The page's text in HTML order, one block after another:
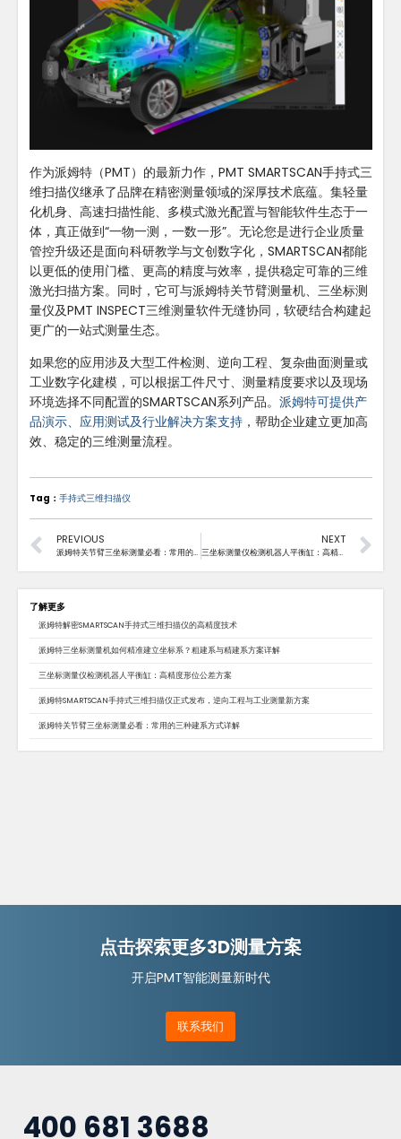
了解更多
派姆特解密SMARTSCAN手持式三维扫描仪的高精度技术
派姆特三坐标测量机如何精准建立坐标系？粗建系与精建系方案详解
三坐标测量仪检测机器人平衡缸：高精度形位公差方案
派姆特SMARTSCAN手持式三维扫描仪正式发布，逆向工程与工业测量新方案
派姆特关节臂三坐标测量必看：常用的三种建系方式详解
作为派姆特（PMT）的最新力作，PMT SMARTSCAN手持式三
维扫描仪继承了品牌在精密测量领域的深厚技术底蕴。集轻量
化机身、高速扫描性能、多模式激光配置与智能软件生态于一
体，真正做到“一物一测，一数一形”。无论您是进行企业质量
管控升级还是面向科研教学与文创数字化，SMARTSCAN都能
以更低的使用门槛、更高的精度与效率，提供稳定可靠的三维
激光扫描方案。同时，它可与派姆特关节臂测量机、三坐标测
量仪及PMT INSPECT三维测量软件无缝协同，软硬结合构建起
更广的一站式测量生态。
如果您的应用涉及大型工件检测、逆向工程、复杂曲面测量或
工业数字化建模，可以根据工件尺寸、测量精度要求以及现场
环境选择不同配置的SMARTSCAN系列产品。 派姆特可提供产
品演示、应用测试及行业解决方案支持，帮助企业建立更加高
效、稳定的三维测量流程。
Tag： 手持式三维扫描仪
PREVIOUS
派姆特关节臂三坐标测量必看：常用的三种建系方式详解
NEXT
三坐标测量仪检测机器人平衡缸：高精度形位公差方案
点击探索更多3D测量方案
开启PMT智能测量新时代
联系我们
400 681 3688